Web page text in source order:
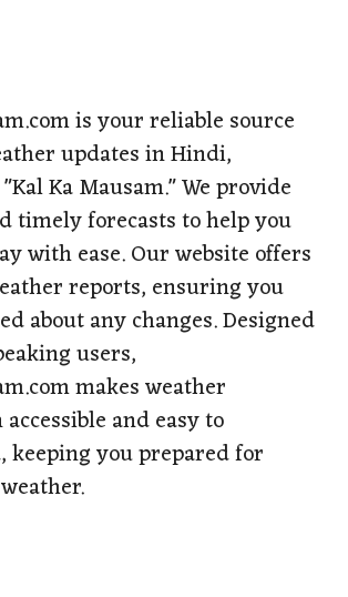
is your reliable source
updates in Hindi,
Ka Mausam." We provide
timely forecasts to help you
with ease. Our website offers
reports, ensuring you
about any changes. Designed
users,
makes weather
and easy to
keeping you prepared for